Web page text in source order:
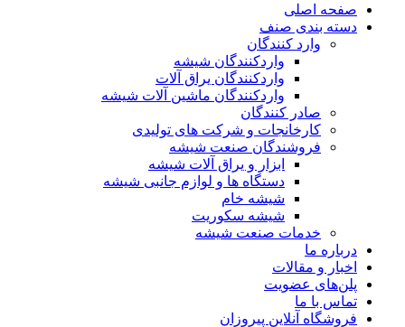
صفحه اصلی
دسته بندی صنف
وارد کنندگان
واردکنندگان شیشه
واردکنندگان یراق آلات
واردکنندگان ماشین آلات شیشه
صادر کنندگان
کارخانجات و شرکت های تولیدی
فروشندگان صنعت شیشه
ابزار و یراق آلات شیشه
دستگاه ها و لوازم جانبی شیشه
شیشه خام
شیشه سکوریت
خدمات صنعت شیشه
درباره ما
اخبار و مقالات
پلن‌های عضویت
تماس با ما
فروشگاه آنلاین پیروزان